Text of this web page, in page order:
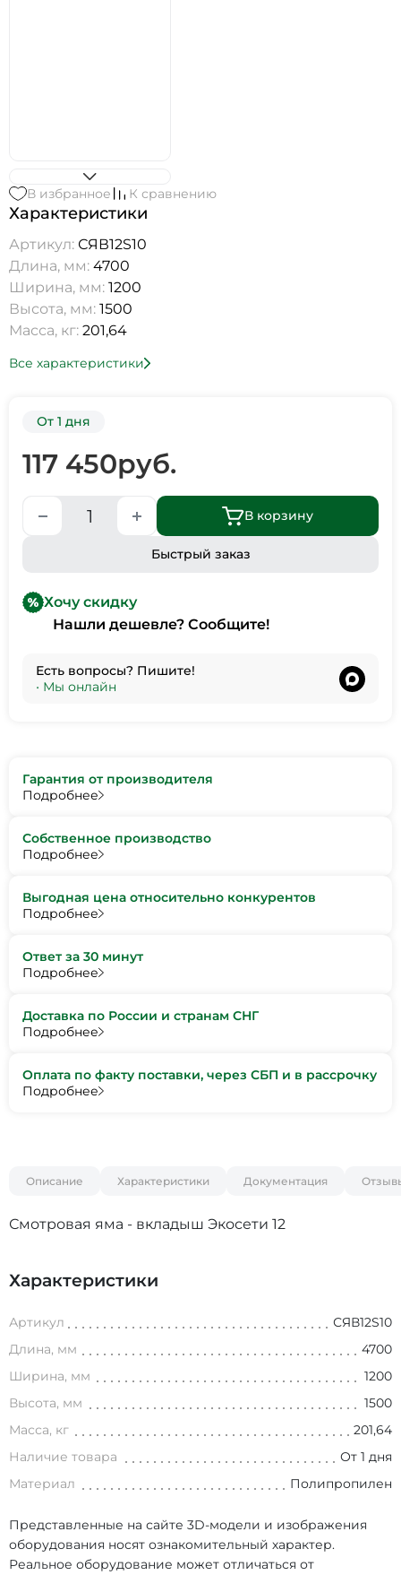
В избранное К сравнению
Характеристики
Артикул: СЯВ12S10
Длина, мм: 4700
Ширина, мм: 1200
Высота, мм: 1500
Масса, кг: 201,64
Все характеристики
От 1 дня
117 450руб.
В корзину
Быстрый заказ
Хочу скидку
Нашли дешевле? Сообщите!
Есть вопросы? Пишите!
• Мы онлайн
Гарантия от производителя
Подробнее
Собственное производство
Подробнее
Выгодная цена относительно конкурентов
Подробнее
Ответ за 30 минут
Подробнее
Доставка по России и странам СНГ
Подробнее
Оплата по факту поставки, через СБП и в рассрочку
Подробнее
Описание Характеристики Документация
Смотровая яма - вкладыш Экосети 12
Характеристики
Артикул
СЯВ12S10
Длина, мм
4700
Ширина, мм
1200
Высота, мм
1500
Масса, кг
201,64
Наличие товара
От 1 дня
Материал
Полипропилен
Представленные на сайте 3D-модели и изображения
оборудования носят ознакомительный характер.
Реальное оборудование может отличаться от